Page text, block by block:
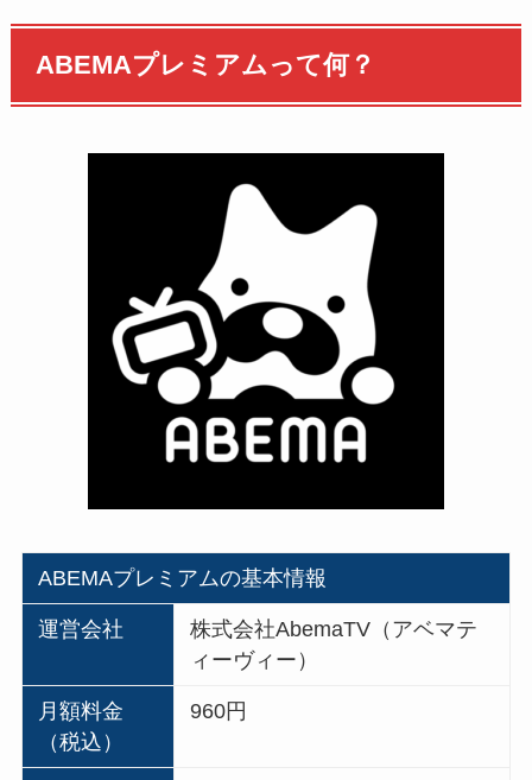
ABEMAプレミアムって何？
ABEMAプレミアムの基本情報
運営会社
株式会社AbemaTV（アベマテ
ィーヴィー）
月額料金
（税込）
960円